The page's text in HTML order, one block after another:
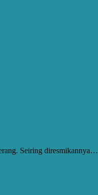
Seiring diresmikannya…